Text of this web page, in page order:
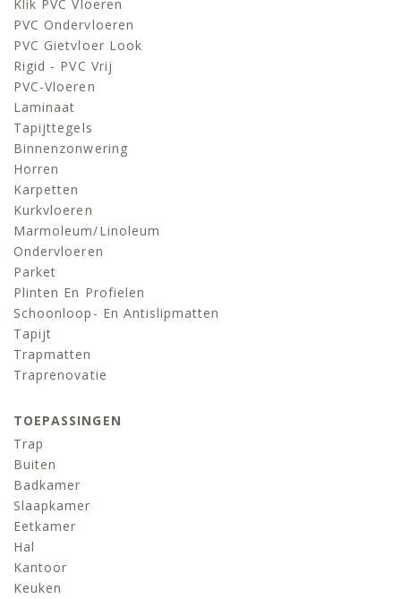
Klik PVC Vloeren
PVC Ondervloeren
PVC Gietvloer Look
Rigid - PVC Vrij
PVC-Vloeren
Laminaat
Tapijttegels
Binnenzonwering
Horren
Karpetten
Kurkvloeren
Marmoleum/linoleum
Ondervloeren
Parket
Plinten En Profielen
Schoonloop- En Antislipmatten
Tapijt
Trapmatten
Traprenovatie
TOEPASSINGEN
Trap
Buiten
Badkamer
Slaapkamer
Eetkamer
Hal
Kantoor
Keuken